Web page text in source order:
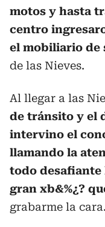
motos y hasta
centro
el mobiliario de
de las Nieves.
Al llegar a las
de tránsito y el
intervino el
llamando la
todo desafiante
gran xb&%¿?
grabarme la